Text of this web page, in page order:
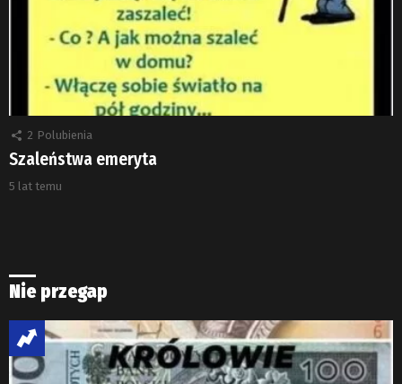
2 Polubienia
Szaleństwa emeryta
5 lat temu
Nie przegap